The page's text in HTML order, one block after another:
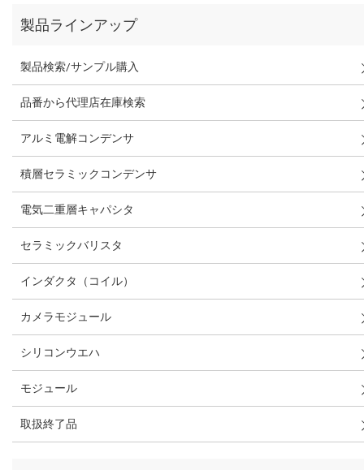
製品ラインアップ
製品検索/サンプル購入
品番から代理店在庫検索
アルミ電解コンデンサ
積層セラミックコンデンサ
電気二重層キャパシタ
セラミックバリスタ
インダクタ（コイル）
カメラモジュール
シリコンウエハ
モジュール
取扱終了品